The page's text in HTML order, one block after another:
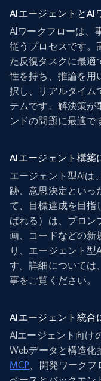
AIエージェントとAI
AIワークフローは、
従うプロセスです。
た反復タスクに最適
性を持ち、推論を用
択し、リアルタイム
テムです。解決策が
ンドの問題に最適で
AIエージェント構築
エージェント型AIは
跡、意思決定といっ
て、目標達成を目指
ばれる）は、プロン
画、コードなどの新
り、エージェント型
す。詳細については、
事をご覧ください。
AIエージェント統合
AIエージェント向け
Webデータと構造化
MCP、開発ワークフ